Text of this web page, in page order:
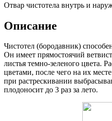
Отвар чистотела внутрь и
Описание
Чистотел (бородавник)
Он имеет прямостоячий
листья темно-зеленого цвета.
цветами, после чего на их
при растрескивании
плодоносит до 3 раз за лето.